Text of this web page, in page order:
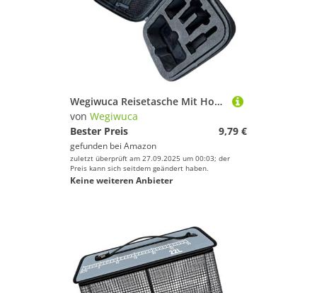
Wegiwuca Reisetasche Mit Hoher Kapazität Für Action5Pro/4/3 Kameratasche Mit Anpassbarem Innenraum Um Gerätekratzer Schockiertes Action Kamerazubehör Zu Verhindern Organisatoren
von Wegiwuca
Bester Preis
9,79 €
gefunden bei Amazon
zuletzt überprüft am 27.09.2025 um 00:03; der
Preis kann sich seitdem geändert haben.
Keine weiteren Anbieter